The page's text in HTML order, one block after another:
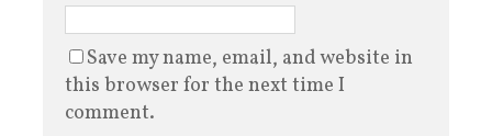
Save my name, email, and website in
this browser for the next time I
comment.